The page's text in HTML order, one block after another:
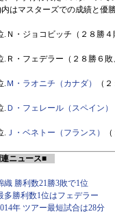
はマスターズでの成績と優
.Ｎ・ジョコビッチ（２８勝４
.Ｒ・フェデラー（２８勝６敗
. Ｍ・ラオニチ（カナダ） （
. Ｄ・フェレール（スペイン）
. Ｊ・ベネトー（フランス）
ニュース■
織 勝利数21勝3敗で1位
多勝利数1位はフェデラー
年 ツアー最短試合は28分